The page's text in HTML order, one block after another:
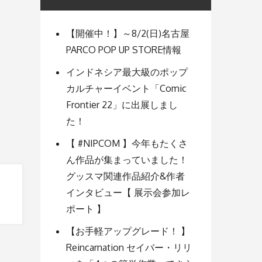
【開催中！】～8/2(日)名古屋
PARCO POP UP STORE情報
インドネシア最大級のポップ
カルチャーイベント「Comic
Frontier 22」に出展しまし
た！
【 #NIPCOM 】今年もたくさ
ん作品が集まっていました！
グッスマ関連作品紹介&作者
インタビュー【 展示会参加レ
ポート 】
【お手軽アップグレード！ 】
Reincarnation セイバー・リリ